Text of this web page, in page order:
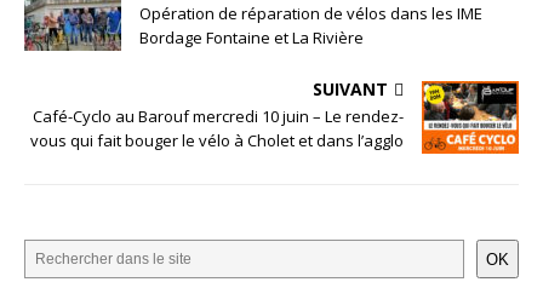
Opération de réparation de vélos dans les IME
Bordage Fontaine et La Rivière
SUIVANT
Café-Cyclo au Barouf mercredi 10 juin – Le rendez-
vous qui fait bouger le vélo à Cholet et dans l’agglo
OK